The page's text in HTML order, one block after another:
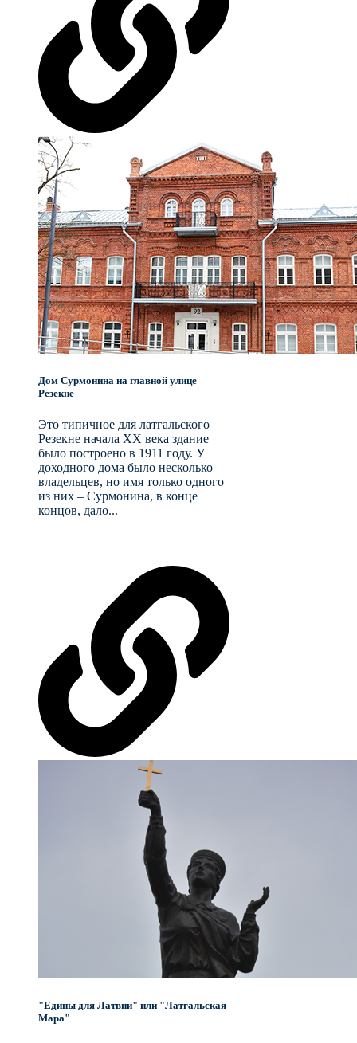
Дом Сурмонина на главной улице
Резекне
Это типичное для латгальского
Резекне начала XX века здание
было построено в 1911 году. У
доходного дома было несколько
владельцев, но имя только одного
из них – Сурмонина, в конце
концов, дало...
"Едины для Латвии" или "Латгальская
Мара"